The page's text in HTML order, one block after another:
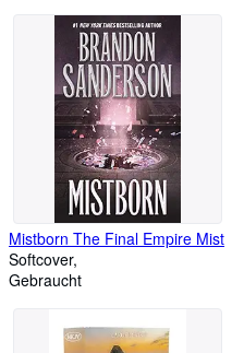
vision to become the worlds
online bookstore. The
the positive
value it provides to
profitably while supporting its
Mistborn The Final Empire Mist
Softcover
Gebraucht